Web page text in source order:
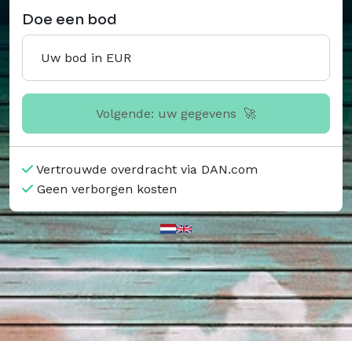
Doe een bod
Uw bod in EUR
Volgende: uw gegevens 🚀
Vertrouwde overdracht via DAN.com
Geen verborgen kosten